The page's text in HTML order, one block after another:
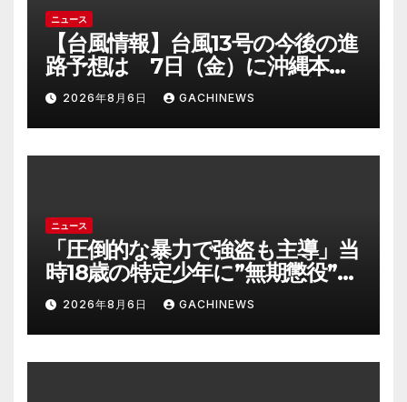
ニュース
【台風情報】台風13号の今後の進
路予想は 7日（金）に沖縄本島
に直撃するおそれ 一部の家屋
が倒壊するおそれがある猛烈な
風が吹く見込み(FNNプライムオ
ンライン)
2026年8月6日 GACHINEWS
ニュース
「圧倒的な暴力で強盗も主導」当
時18歳の特定少年に”無期懲役”求
刑の背景『年齢の若さで説明でき
ないほど悪質だと検察が判断』
＜元裁判官が解説＞全国的に見て
も異例のケース_8月7日判決の行
2026年8月6日 GACHINEWS